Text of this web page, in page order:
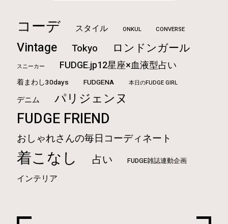
コーデ スタイル ONKUL CONVERSE
Vintage Tokyo ロンドンガール
スニーカー FUDGE.jp12星座×血液型占い
着まわし30days FUDGENA 本日のFUDGE GIRL
デニム パリジェンヌ
FUDGE FRIEND
おしゃれさんの毎日コーディネート
着こなし 占い FUDGE雑誌連動企画
インテリア